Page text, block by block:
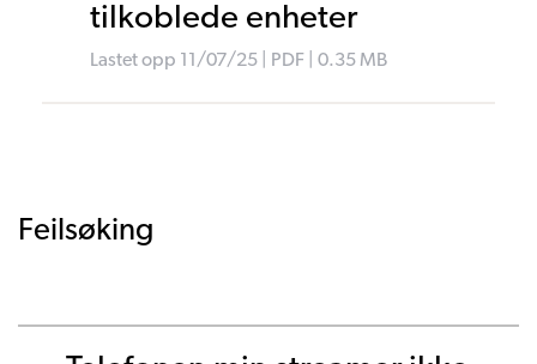
tilkoblede enheter
Lastet opp 11/07/25 PDF | 0.35 MB
Feilsøking